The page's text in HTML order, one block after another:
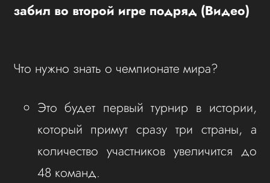
забил во второй игре подряд (Видео)
Что нужно знать о чемпионате мира?
Это будет первый турнир в истории,
который примут сразу три страны, а
количество участников увеличится до
48 команд.